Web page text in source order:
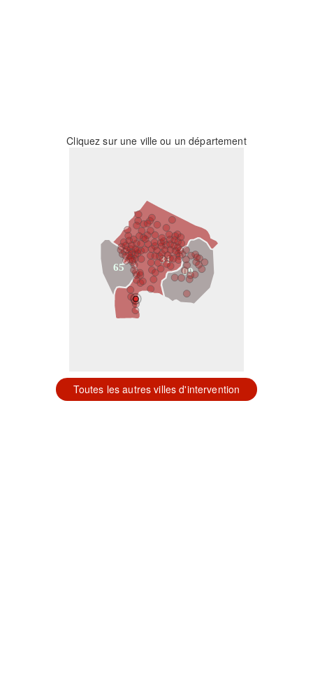
Cliquez sur une ville ou un département
31
09
65
Toutes les autres villes d'intervention